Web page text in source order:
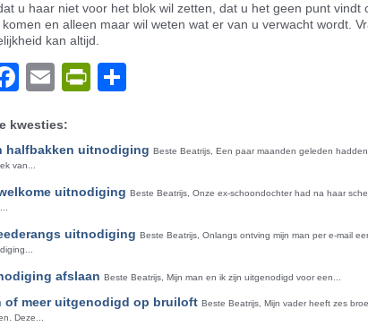
u haar niet voor het blok wil zetten, dat u het geen punt vindt
en alleen maar wil weten wat er van u verwacht wordt.
kan altijd.
Facebook
EmailPrintFriendly
kwesties:
halfbakken uitnodiging Beste Beatrijs, Een paar maanden geleden
van...
uitnodiging Beste Beatrijs, Onze ex-schoondochter had na haar
uitnodiging Beste Beatrijs, Onlangs ontving mijn man per e-mail
afslaan Beste Beatrijs, Mijn man en ik zijn uitgenodigd voor een...
of meer uitgenodigd op bruiloft Beste Beatrijs, Mijn vader heeft zes
Deze...